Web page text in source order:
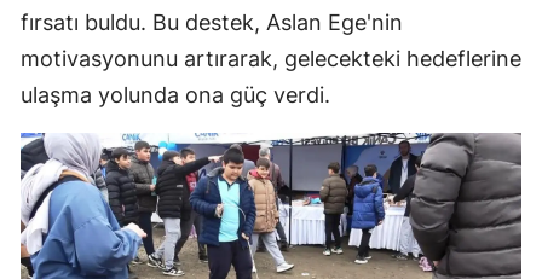
fırsatı buldu. Bu destek, Aslan Ege'nin
motivasyonunu artırarak, gelecekteki hedeflerine
ulaşma yolunda ona güç verdi.